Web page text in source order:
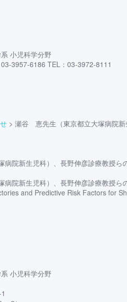
3957-6186 TEL：03-3972-8111
> 瀬谷 恵先生（東京都立大塚病院新
院新生児科）、長野伸彦診療教授ら
院新生児科）、長野伸彦診療教授ら
and Predictive Risk Factors for